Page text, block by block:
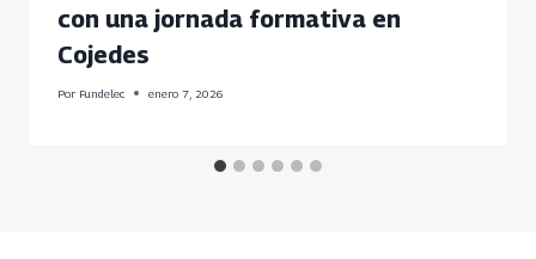
con una jornada formativa en
Cojedes
Por Fundelec enero 7, 2026